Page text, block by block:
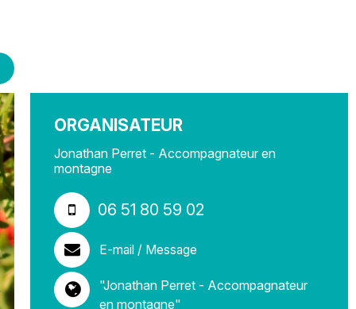
ORGANISATEUR
Jonathan Perret - Accompagnateur en
montagne
06 51 80 59 02
E-mail / Message
"Jonathan Perret - Accompagnateur
en montagne"